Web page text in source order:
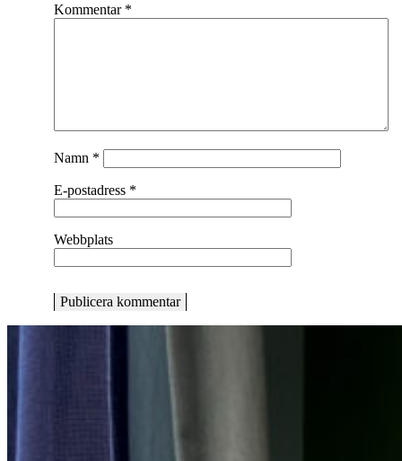
Kommentar *
Namn *
E-postadress *
Webbplats